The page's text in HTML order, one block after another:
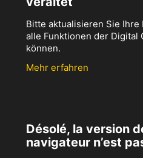
Bitte aktualisieren Sie Ihre
alle Funktionen der Digital
können.
Mehr erfahren
Désolé, la version
navigateur n’est